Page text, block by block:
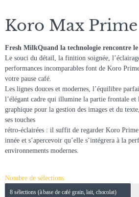
Koro Max Prime
Fresh MilkQuand la technologie rencontre le
Le souci du détail, la finition soignée,
performances incomparables font de Koro
votre pause café.
Les lignes douces et modernes, l’équilibre
l’élégant cadre qui illumine la partie frontale et
graphique pour la gestion des images et du
ses touches
rétro-éclairées : il suffit de regarder Koro Prime
innée et s’apercevoir qu’elle s’intégrera à la
environnements modernes.
Nombre de sélections
8 sélections (à base de café grain, lait, chocolat)